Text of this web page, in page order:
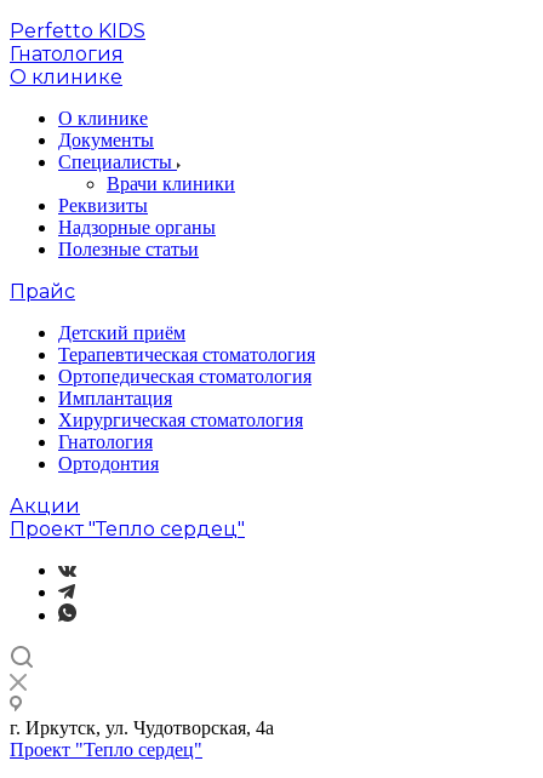
Perfetto KIDS
Гнатология
О клинике
О клинике
Документы
Специалисты
Врачи клиники
Реквизиты
Надзорные органы
Полезные статьи
Прайс
Детский приём
Терапевтическая стоматология
Ортопедическая стоматология
Имплантация
Хирургическая стоматология
Гнатология
Ортодонтия
Акции
Проект "Тепло сердец"
г. Иркутск, ул. Чудотворская, 4а
Проект "Тепло сердец"